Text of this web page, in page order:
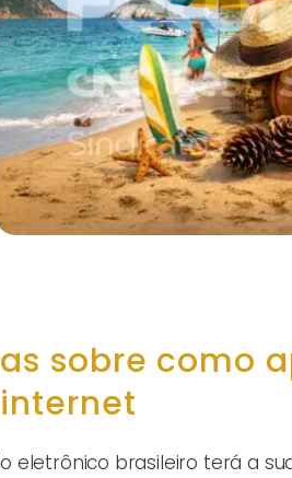
sobre como
eletrônico brasileiro terá a